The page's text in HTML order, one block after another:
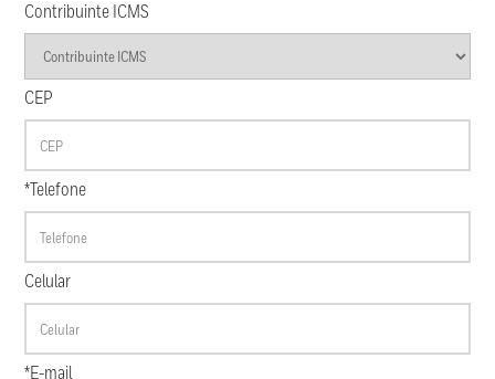
Contribuinte ICMS
CEP
*Telefone
Celular
*E-mail